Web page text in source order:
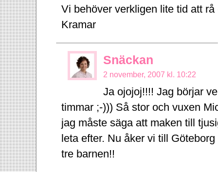
Vi behöver verkligen lite tid att
Kramar
Snäckan
2 november, 2007 kl. 10:22
Ja ojojoj!!!! Jag börjar
timmar ;-))) Så stor och vuxen
jag måste säga att maken till
leta efter. Nu åker vi till
tre barnen!!